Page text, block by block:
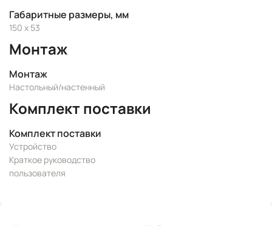
Габаритные размеры, мм
150 x 53
Монтаж
Монтаж
Настольный/настенный
Комплект поставки
Комплект поставки
Устройство
Краткое руководство
пользователя